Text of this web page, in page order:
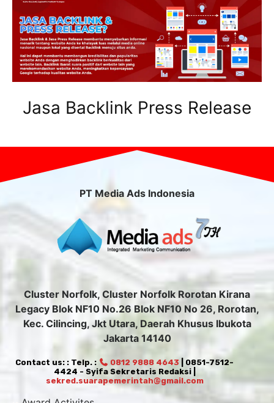
Jasa Backlink Press Release
PT Media Ads Indonesia
Cluster Norfolk, Cluster Norfolk Rorotan Kirana
Legacy Blok NF10 No.26 Blok NF10 No 26, Rorotan,
Kec. Cilincing, Jkt Utara, Daerah Khusus Ibukota
Jakarta 14140
Contact us: : Telp. : 0812 9888 4643 | 0851-7512-
4424 - Syifa Sekretaris Redaksi |
sekred.suarapemerintah@gmail.com